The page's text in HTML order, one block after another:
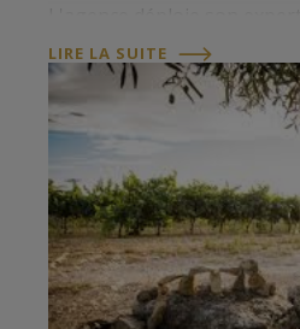
internationale pour révéler
bastides, villas
LIRE LA SUITE